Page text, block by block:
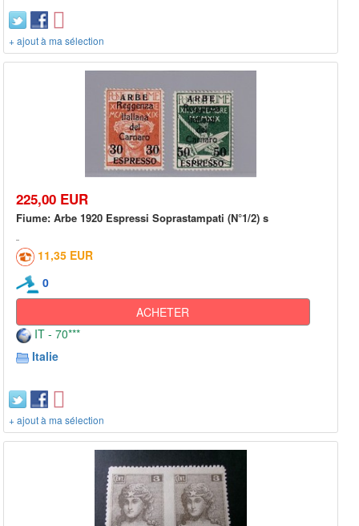
+ ajout à ma sélection
225,00 EUR
Fiume: Arbe 1920 Espressi Soprastampati (N°1/2) s
11,35 EUR
0
ACHETER
IT - 70***
Italie
+ ajout à ma sélection